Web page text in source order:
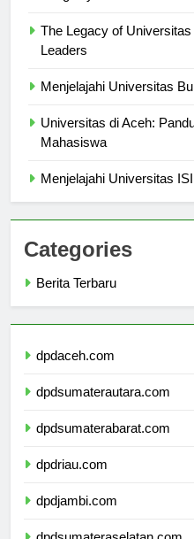
The Legacy of Universitas
Universitas di Aceh:
Categories